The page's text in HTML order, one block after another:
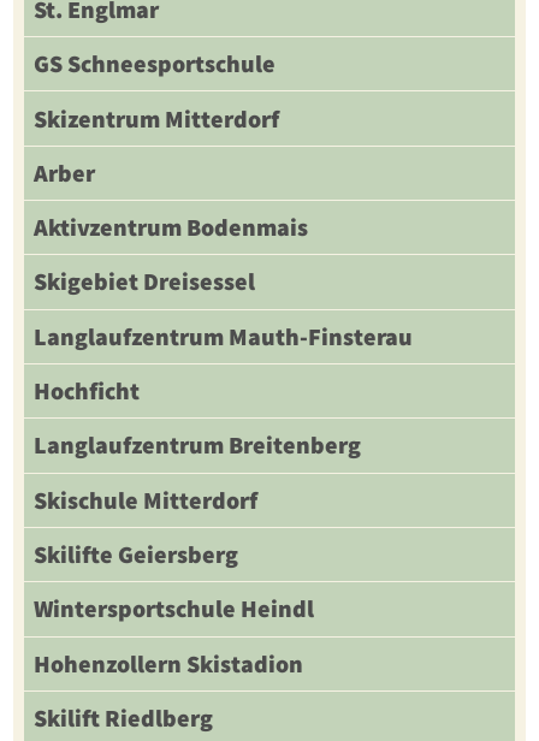
St. Englmar
GS Schneesportschule
Skizentrum Mitterdorf
Arber
Aktivzentrum Bodenmais
Skigebiet Dreisessel
Langlaufzentrum Mauth-Finsterau
Hochficht
Langlaufzentrum Breitenberg
Skischule Mitterdorf
Skilifte Geiersberg
Wintersportschule Heindl
Hohenzollern Skistadion
Skilift Riedlberg